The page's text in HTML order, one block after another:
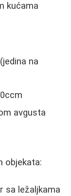
kućama
na
avgusta
objekata:
sa ležaljkama